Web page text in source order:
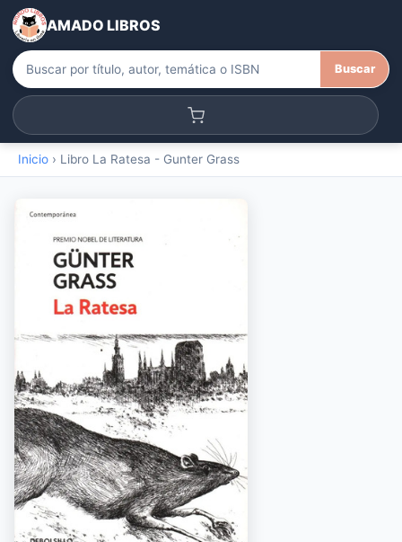
AMADO LIBROS
Buscar
Inicio › Libro La Ratesa - Gunter Grass